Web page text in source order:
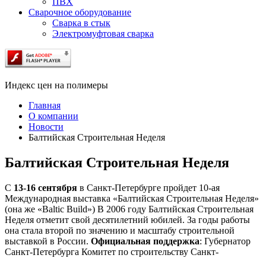
Сварочное оборудование
Сварка в стык
Электромуфтовая сварка
Индекс цен на полимеры
Главная
О компании
Новости
Балтийская Строительная Неделя
Балтийская Строительная Неделя
С 13-16 сентября в Санкт-Петербурге пройдет 10-ая
Международная выставка «Балтийская Строительная Неделя»
(она же «Baltic Build») В 2006 году Балтийская Строительная
Неделя отметит свой десятилетний юбилей. За годы работы
она стала второй по значению и масштабу строительной
выставкой в России. Официальная поддержка: Губернатор
Санкт-Петербурга Комитет по строительству Санкт-